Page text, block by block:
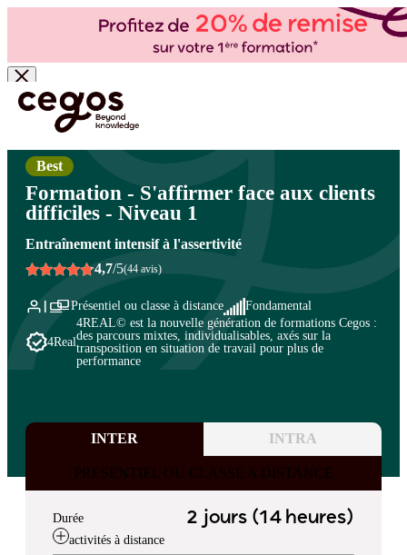
Skip to main content
Vous êtes ici : Accueil >Cegos, organisme de formation à Paris et en régions
>Vente et négociation
Best
Formation - S'affirmer face aux clients
difficiles - Niveau 1
Entraînement intensif à l'assertivité
4,7/5(44 avis)
Présentiel ou classe à distance Fondamental
4Real
4REAL© est la nouvelle génération de formations Cegos :
des parcours mixtes, individualisables, axés sur la
transposition en situation de travail pour plus de
performance
INTER INTRA
PRESENTIEL OU CLASSE A DISTANCE
Durée 2 jours (14 heures)
activités à distance